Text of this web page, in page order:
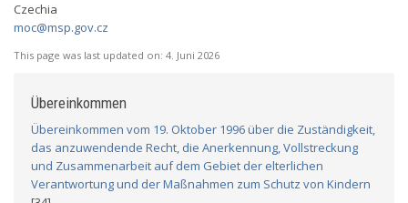
Czechia
moc@msp.gov.cz
This page was last updated on: 4. Juni 2026
Übereinkommen
Übereinkommen vom 19. Oktober 1996 über die Zuständigkeit,
das anzuwendende Recht, die Anerkennung, Vollstreckung
und Zusammenarbeit auf dem Gebiet der elterlichen
Verantwortung und der Maßnahmen zum Schutz von Kindern